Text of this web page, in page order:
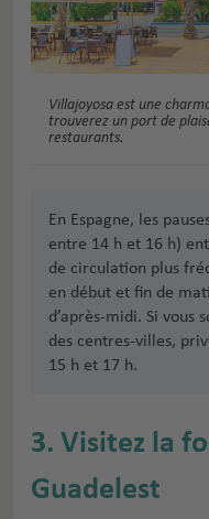
Villajoyosa est une
trouverez un port de
restaurants.
En Espagne, les
entre 14 h et 16 h)
de circulation plus
en début et fin de
d’après-midi. Si vous
des centres-villes,
15 h et 17 h.
3. Visitez la
Guadelest